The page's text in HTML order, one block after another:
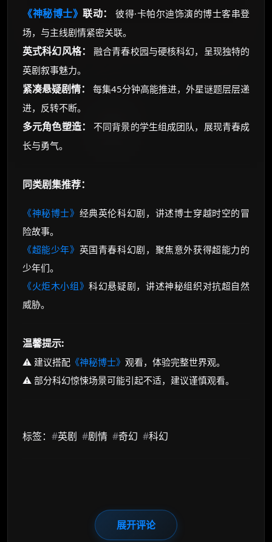
《神秘博士》 联动：
彼得·卡帕尔迪饰演的博士客串登
场，与主线剧情紧密关联。
英式科幻风格：
融合青春校园与硬核科幻，呈现独特的
英剧叙事魅力。
紧凑悬疑剧情：
每集45分钟高能推进，外星谜题层层递
进，反转不断。
多元角色塑造：
不同背景的学生组成团队，展现青春成
长与勇气。
同类剧集推荐：
《神秘博士》 经典英伦科幻剧，讲述博士穿越时空的冒
险故事。
《超能少年》 英国青春科幻剧，聚焦意外获得超能力的
少年们。
《火炬木小组》科幻悬疑剧，讲述神秘组织对抗超自然
威胁。
温馨提示:
⚠️ 建议搭配 《神秘博士》 观看，体验完整世界观。
⚠️ 部分科幻惊悚场景可能引起不适，建议谨慎观看。
标签： #英剧 #剧情 #奇幻 #科幻
展开评论